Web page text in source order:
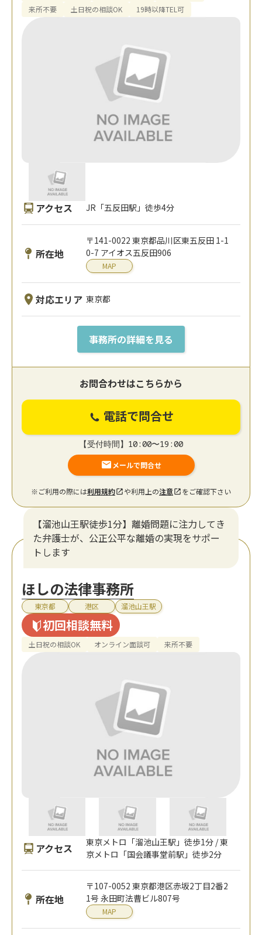
来所不要
土日祝の相談OK 19時以降TEL可
アクセス JR「五反田駅」徒歩4分
所在地
〒141-0022 東京都品川区東五反田 1-1
0-7 アイオス五反田906
MAP
対応エリア 東京都
事務所の詳細を見る
お問合わせはこちらから
電話で問合せ
【受付時間】10:00〜19:00
メールで問合せ
※ご利用の際には利用規約 や利用上の注意 をご確認下さい
【溜池山王駅徒歩1分】離婚問題に注力してき
た弁護士が、公正公平な離婚の実現をサポー
トします
ほしの法律事務所
東京都 港区 溜池山王駅
初回相談無料
土日祝の相談OK オンライン面談可 来所不要
アクセス
東京メトロ「溜池山王駅」徒歩1分 / 東
京メトロ「国会議事堂前駅」徒歩2分
所在地
〒107-0052 東京都港区赤坂2丁目2番2
1号 永田町法曹ビル807号
MAP